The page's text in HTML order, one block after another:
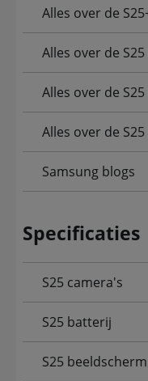
Alles over de
Alles over de
Alles over de S25
Alles over de S25
Samsung blogs
Specificaties
S25 camera's
S25 batterij
S25 beeldscherm